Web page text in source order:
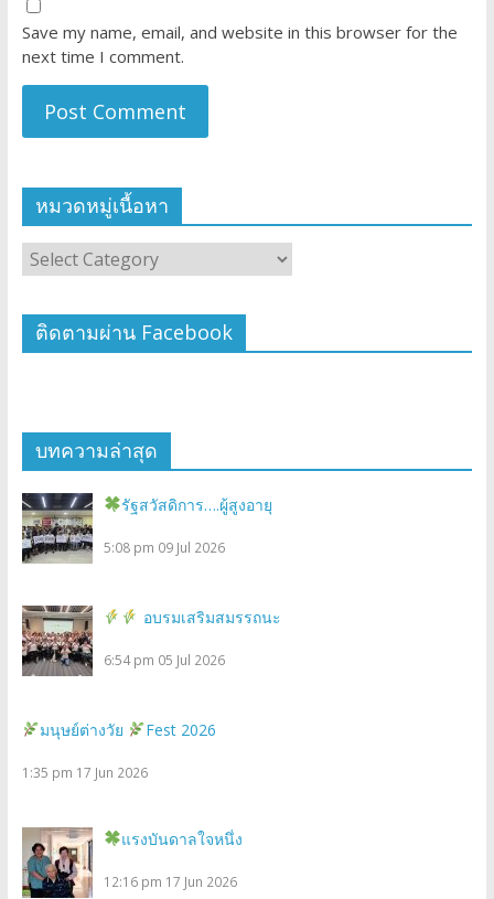
Save my name, email, and website in this browser for the
next time I comment.
หมวดหมู่เนื้อหา
ติดตามผ่าน Facebook
บทความล่าสุด
รัฐสวัสดิการ….ผู้สูงอายุ
5:08 pm 09 Jul 2026
อบรมเสริมสมรรถนะ
6:54 pm 05 Jul 2026
มนุษย์ต่างวัย Fest 2026
1:35 pm 17 Jun 2026
แรงบันดาลใจหนึ่ง
12:16 pm 17 Jun 2026